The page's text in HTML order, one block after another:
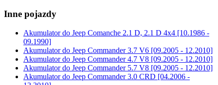
Inne pojazdy
Akumulator do Jeep Comanche 2.1 D, 2.1 D 4x4 [10.1986 -
09.1990]
Akumulator do Jeep Commander 3.7 V6 [09.2005 - 12.2010]
Akumulator do Jeep Commander 4.7 V8 [09.2005 - 12.2010]
Akumulator do Jeep Commander 5.7 V8 [09.2005 - 12.2010]
Akumulator do Jeep Commander 3.0 CRD [04.2006 -